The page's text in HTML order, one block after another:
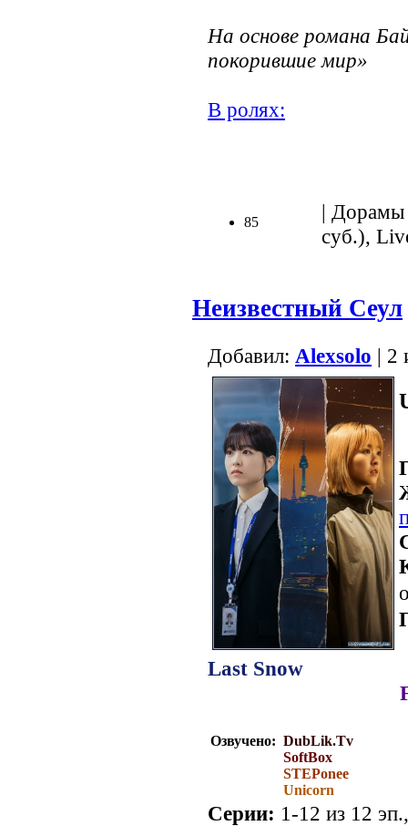
На основе романа
покорившие мир»
В ролях:
85
| Дорамы
суб.),
Неизвестный Сеул
Добавил: Alexsolo | 2
Last Snow
Озвучено: DubLik.Tv
SoftBox
STEPonee
Unicorn
Серии: 1-12 из 12